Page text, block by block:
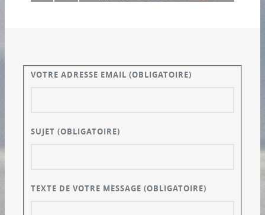
VOTRE ADRESSE EMAIL(OBLIGATOIRE)
SUJET(OBLIGATOIRE)
TEXTE DE VOTRE MESSAGE(OBLIGATOIRE)